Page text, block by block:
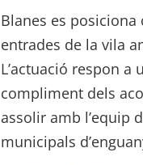
Blanes es
entrades de la vila
L’actuació respon a
compliment dels
assolir amb l’equip
municipals